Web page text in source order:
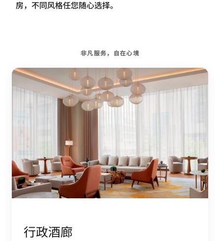
房，不同风格任您随心选择。
非凡服务，自在心境
行政酒廊